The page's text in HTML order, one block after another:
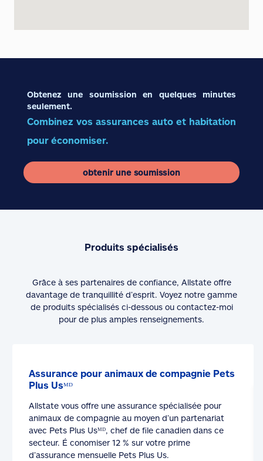
Obtenez une soumission en quelques minutes
seulement.
Combinez vos assurances auto et habitation
pour économiser.
obtenir une soumission
Produits spécialisés
Grâce à ses partenaires de confiance, Allstate offre
davantage de tranquillité d’esprit. Voyez notre gamme
de produits spécialisés ci-dessous ou contactez-moi
pour de plus amples renseignements.
Assurance pour animaux de compagnie Pets
Plus Usᴹᴰ
Allstate vous offre une assurance spécialisée pour
animaux de compagnie au moyen d’un partenariat
avec Pets Plus Usᴹᴰ, chef de file canadien dans ce
secteur. É conomiser 12 % sur votre prime
d’assurance mensuelle Pets Plus Us.